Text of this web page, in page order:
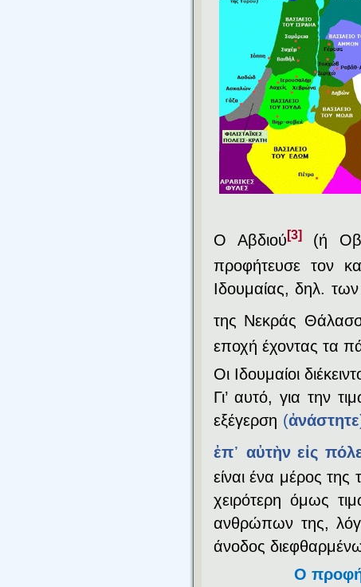
Ο Αβδιού [3](ή
προφήτευσε τον
Ιδουμαίας, δηλ.
της Νεκράς
εποχή έχοντας τα
Οι Ιδουμαίοι
Γι’ αυτό, για την
εξέγερση (ἀνάστητε
ἐπ᾿ αὐτὴν εἰς
είναι ένα μέρος
χειρότερη όμως
ανθρώπων της,
άνοδος
Ο